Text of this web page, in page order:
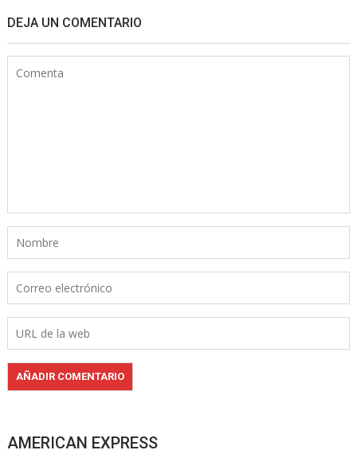
DEJA UN COMENTARIO
AMERICAN EXPRESS